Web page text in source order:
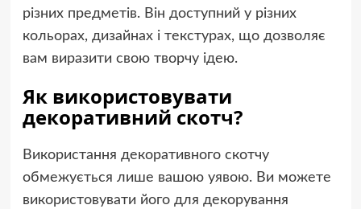
різних предметів. Він доступний у різних
кольорах, дизайнах і текстурах, що дозволяє
вам виразити свою творчу ідею.
Як використовувати
декоративний скотч?
Використання декоративного скотчу
обмежується лише вашою уявою. Ви можете
використовувати його для декорування